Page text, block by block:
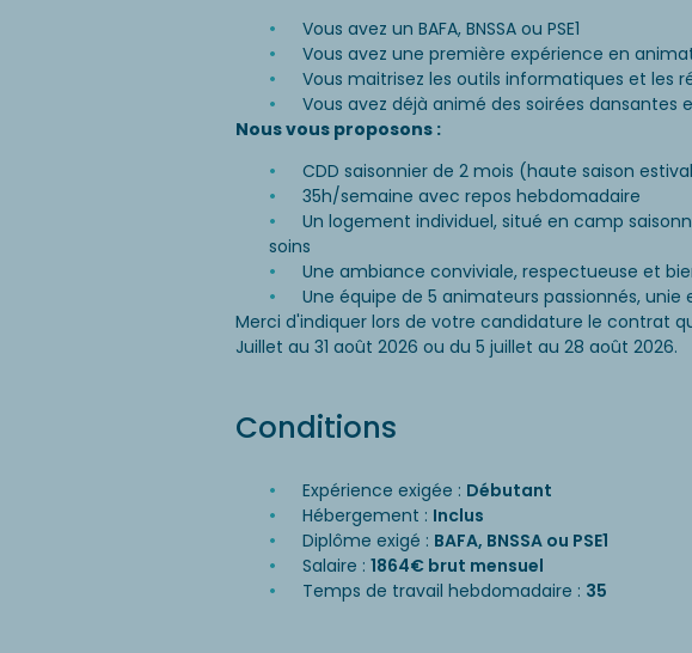
Vous avez un BAFA, BNSSA ou PSE1
Vous avez une première expérience en
Vous maitrisez les outils informatiques et les
Vous avez déjà animé des soirées dansantes
Nous vous proposons :
CDD saisonnier de 2 mois (haute saison
35h/semaine avec repos hebdomadaire
Un logement individuel, situé en camp
soins
Une ambiance conviviale, respectueuse et
Une équipe de 5 animateurs passionnés, unie
Merci d'indiquer lors de votre candidature le contrat
Juillet au 31 août 2026 ou du 5 juillet au 28 août 2026.
Conditions
Expérience exigée : Débutant
Hébergement : Inclus
Diplôme exigé : BAFA, BNSSA ou PSE1
Salaire : 1864€ brut mensuel
Temps de travail hebdomadaire : 35